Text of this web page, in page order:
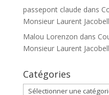
passepont claude dans
Monsieur Laurent
Malou Lorenzon dans
Monsieur Laurent
Catégories
Catégories